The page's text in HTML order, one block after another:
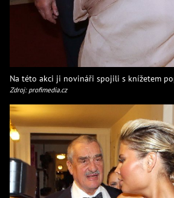
Na této akci ji novináři spojili s knížetem
Zdroj: profimedia.cz